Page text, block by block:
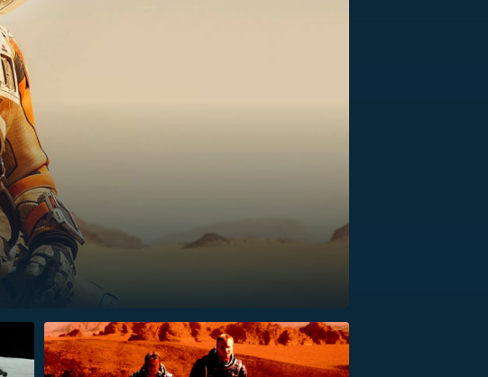
FILMY VERSUS
REALITA
HORORY VERSUS
REALITA
OPTICKÉ ILUZE A
KLAMY